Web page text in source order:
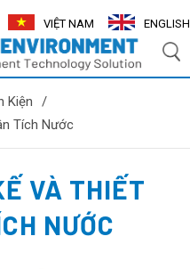
VIỆT NAM ENGLISH
Kiện
/
Tích Nước
VÀ THIẾT
NƯỚC